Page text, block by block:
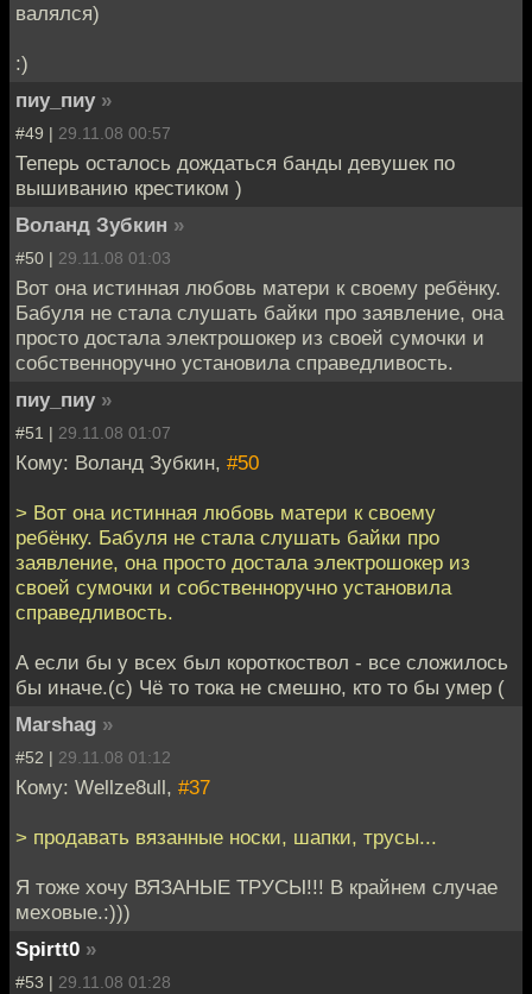
валялся)
:)
пиу_пиу »
#49 | 29.11.08 00:57
Теперь осталось дождаться банды девушек по
вышиванию крестиком )
Воланд Зубкин »
#50 | 29.11.08 01:03
Вот она истинная любовь матери к своему ребёнку.
Бабуля не стала слушать байки про заявление, она
просто достала электрошокер из своей сумочки и
собственноручно установила справедливость.
пиу_пиу »
#51 | 29.11.08 01:07
Кому: Воланд Зубкин, #50
> Вот она истинная любовь матери к своему
ребёнку. Бабуля не стала слушать байки про
заявление, она просто достала электрошокер из
своей сумочки и собственноручно установила
справедливость.
А если бы у всех был короткоствол - все сложилось
бы иначе.(с) Чё то тока не смешно, кто то бы умер (
Marshag »
#52 | 29.11.08 01:12
Кому: Wellze8ull, #37
> продавать вязанные носки, шапки, трусы...
Я тоже хочу ВЯЗАНЫЕ ТРУСЫ!!! В крайнем случае
меховые.:)))
Spirtt0 »
#53 | 29.11.08 01:28